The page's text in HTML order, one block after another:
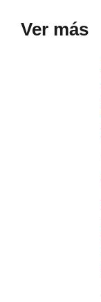
Ver más